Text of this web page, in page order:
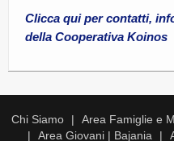
Clicca qui per contatti,
della Cooperativa Koinos
Chi Siamo Area Famiglie e
Area Giovani | Bajania